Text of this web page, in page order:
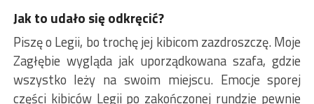
Jak to udało się odkręcić?
Piszę o Legii, bo trochę jej kibicom zazdroszczę. Moje
Zagłębie wygląda jak uporządkowana szafa, gdzie
wszystko leży na swoim miejscu. Emocje sporej
części kibiców Legii po zakończonej rundzie pewnie